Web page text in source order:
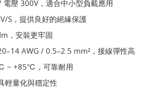
壓 300V，適合中小型負載應用
S，提供良好的絕緣保護
，安裝更牢固
AWG / 0.5–2.5 mm²，接線彈性高
~ +85℃，可靠耐用
輕量化與穩定性